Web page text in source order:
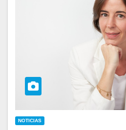
NOTICIAS